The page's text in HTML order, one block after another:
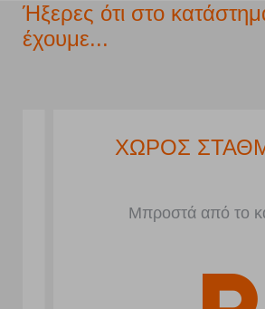
Ήξερες ότι στο
έχουμε...
ΧΩΡΟΣ
Μπροστά από το